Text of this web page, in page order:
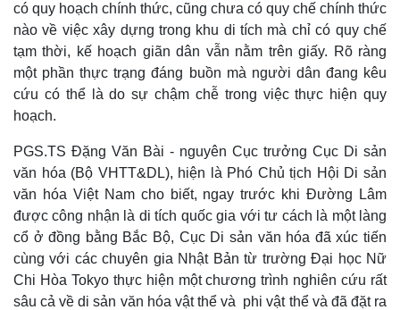
Thế giới
Quan sát
Cuộc sống đó đây
Hồ sơ
Multimedia
Video
Ảnh
E-Magazine
Infographic
có quy hoạch chính thức, cũng chưa có quy chế chính thức
nào về việc xây dựng trong khu di tích mà chỉ có quy chế
tạm thời, kế hoạch giãn dân vẫn nằm trên giấy. Rõ ràng
một phần thực trạng đáng buồn mà người dân đang kêu
cứu có thể là do sự chậm chễ trong việc thực hiện quy
hoạch.
PGS.TS Đặng Văn Bài - nguyên Cục trưởng Cục Di sản
văn hóa (Bộ VHTT&DL), hiện là Phó Chủ tịch Hội Di sản
văn hóa Việt Nam cho biết, ngay trước khi Đường Lâm
được công nhận là di tích quốc gia với tư cách là một làng
cổ ở đồng bằng Bắc Bộ, Cục Di sản văn hóa đã xúc tiến
cùng với các chuyên gia Nhật Bản từ trường Đại học Nữ
Chi Hòa Tokyo thực hiện một chương trình nghiên cứu rất
sâu cả về di sản văn hóa vật thể và phi vật thể và đã đặt ra